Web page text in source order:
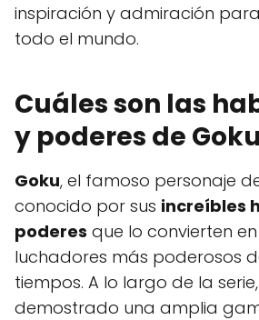
inspiración y admiración
todo el mundo.
Cuáles son las
y poderes de Goku
Goku, el famoso personaje
conocido por sus increíbles
poderes que lo convierten
luchadores más poderosos
tiempos. A lo largo de la
demostrado una amplia